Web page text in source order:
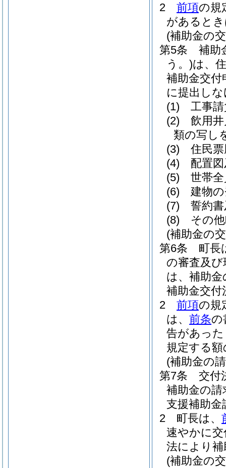
2
前項の規
があると
(補助金の
第5条
補助
う。)は、
補助金交付
に提出し
(1)
工事
(2)
飲用
類の写し
(3)
住民
(4)
配置
(5)
世帯
(6)
建物
(7)
誓約
(8)
その
(補助金の
第6条
町長
の審査及
は、補助
補助金交付
2
前項の規
は、 前条の
告があっ
規定する
(補助金の
第7条
交付
補助金の
支援補助金
2
町長は、
速やかに
法により
(補助金の